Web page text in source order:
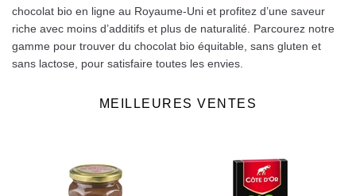
chocolat bio en ligne au Royaume-Uni et profitez d’une saveur
riche avec moins d’additifs et plus de naturalité. Parcourez notre
gamme pour trouver du chocolat bio équitable, sans gluten et
sans lactose, pour satisfaire toutes les envies.
MEILLEURES VENTES